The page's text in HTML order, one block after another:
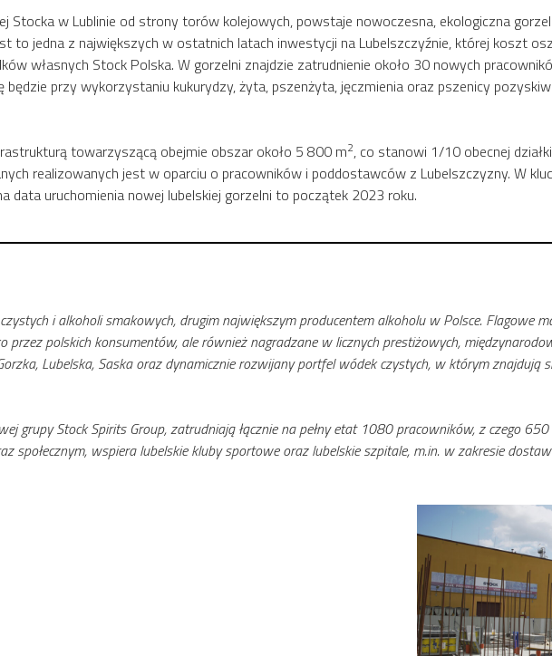
Stocka w Lublinie od strony torów kolejowych, powstaje nowoczesna, ekologiczna
to jedna z największych w ostatnich latach inwestycji na Lubelszczyźnie, której koszt
własnych Stock Polska. W gorzelni znajdzie zatrudnienie około 30 nowych
będzie przy wykorzystaniu kukurydzy, żyta, pszenżyta, jęczmienia oraz pszenicy
towarzyszącą obejmie obszar około 5 800 m2, co stanowi 1/10 obecnej
realizowanych jest w oparciu o pracowników i poddostawców z Lubelszczyzny. W
data uruchomienia nowej lubelskiej gorzelni to początek 2023 roku.
i alkoholi smakowych, drugim największym producentem alkoholu w Polsce. Flagowe
przez polskich konsumentów, ale również nagradzane w licznych prestiżowych,
Lubelska, Saska oraz dynamicznie rozwijany portfel wódek czystych, w którym znajdują
grupy Stock Spirits Group, zatrudniają łącznie na pełny etat 1080 pracowników, z czego
społecznym, wspiera lubelskie kluby sportowe oraz lubelskie szpitale, m.in. w zakresie